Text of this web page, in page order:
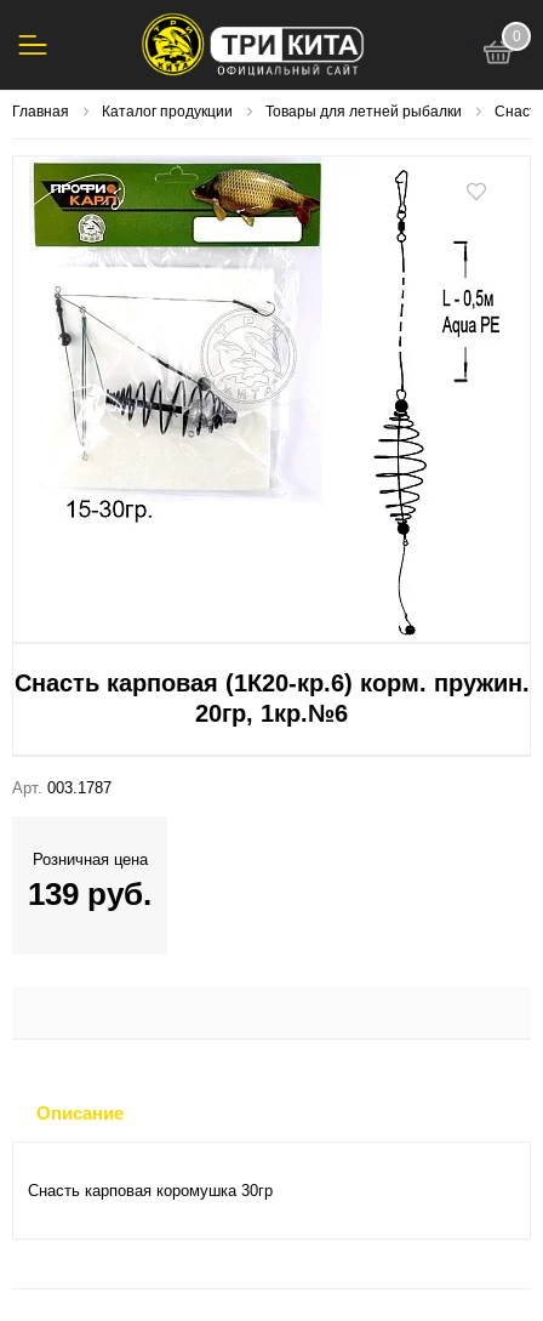
0
Главная Каталог продукции Товары для летней рыбалки
Снасть карповая (1К20-кр.6) корм. пружин.
20гр, 1кр.№6
Арт. 003.1787
Розничная цена
139 руб.
Описание
Снасть карповая коромушка 30гр